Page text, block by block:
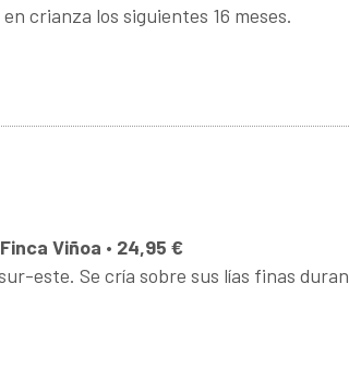
crianza los siguientes 16 meses.
Viñoa • 24,95 €
este. Se cría sobre sus lías finas